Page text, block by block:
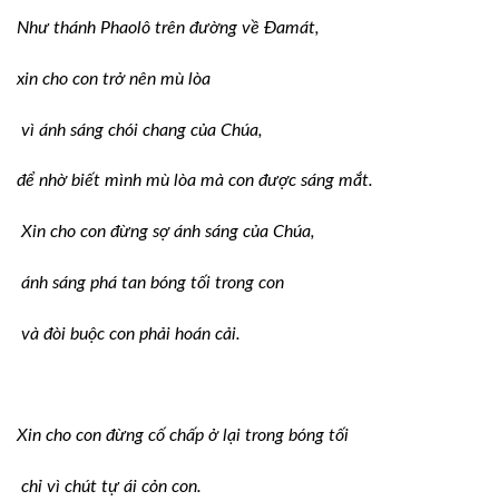
Như thánh Phaolô trên đường về Ðamát,
xin cho con trở nên mù lòa
vì ánh sáng chói chang của Chúa,
để nhờ biết mình mù lòa mà con được sáng mắt.
Xin cho con đừng sợ ánh sáng của Chúa,
ánh sáng phá tan bóng tối trong con
và đòi buộc con phải hoán cải.
Xin cho con đừng cố chấp ở lại trong bóng tối
chỉ vì chút tự ái cỏn con.